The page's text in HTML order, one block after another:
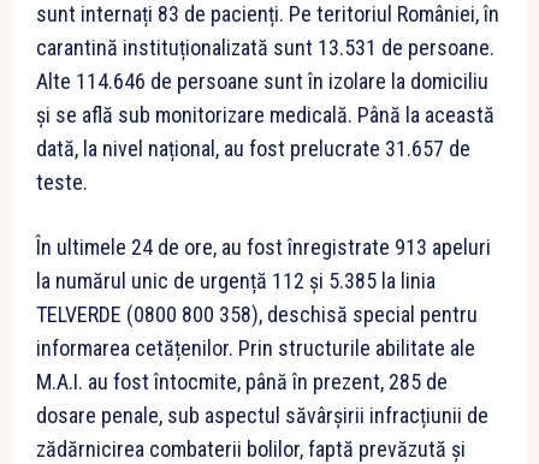
sunt internați 83 de pacienți. Pe teritoriul României, în
carantină instituționalizată sunt 13.531 de persoane.
Alte 114.646 de persoane sunt în izolare la domiciliu
și se află sub monitorizare medicală. Până la această
dată, la nivel național, au fost prelucrate 31.657 de
teste.
În ultimele 24 de ore, au fost înregistrate 913 apeluri
la numărul unic de urgență 112 și 5.385 la linia
TELVERDE (0800 800 358), deschisă special pentru
informarea cetățenilor. Prin structurile abilitate ale
M.A.I. au fost întocmite, până în prezent, 285 de
dosare penale, sub aspectul săvârșirii infracțiunii de
zădărnicirea combaterii bolilor, faptă prevăzută şi